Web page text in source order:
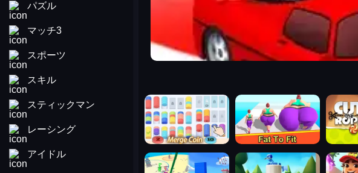
パズル
マッチ3
スポーツ
スキル
スティックマン
レーシング
アイドル
merge coin fat to fit cut the
stack defence craft conflict